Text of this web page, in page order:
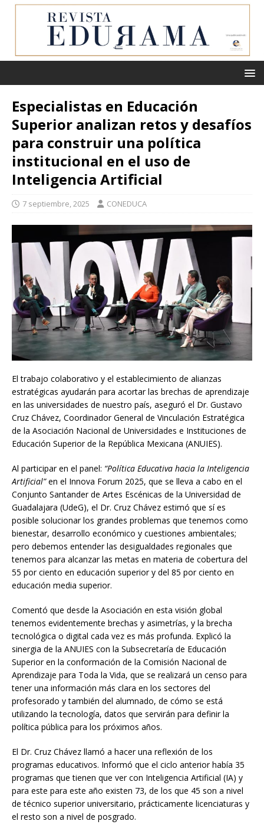
Especialistas en Educación
Superior analizan retos y desafíos
para construir una política
institucional en el uso de
Inteligencia Artificial
7 septiembre, 2025 CONEDUCA
El trabajo colaborativo y el establecimiento de alianzas
estratégicas ayudarán para acortar las brechas de aprendizaje
en las universidades de nuestro país, aseguró el Dr. Gustavo
Cruz Chávez, Coordinador General de Vinculación Estratégica
de la Asociación Nacional de Universidades e Instituciones de
Educación Superior de la República Mexicana (ANUIES).
Al participar en el panel: “Política Educativa hacia la Inteligencia
Artificial”en el Innova Forum 2025, que se lleva a cabo en el
Conjunto Santander de Artes Escénicas de la Universidad de
Guadalajara (UdeG), el Dr. Cruz Chávez estimó que sí es
posible solucionar los grandes problemas que tenemos como
bienestar, desarrollo económico y cuestiones ambientales;
pero debemos entender las desigualdades regionales que
tenemos para alcanzar las metas en materia de cobertura del
55 por ciento en educación superior y del 85 por ciento en
educación media superior.
Comentó que desde la Asociación en esta visión global
tenemos evidentemente brechas y asimetrías, y la brecha
tecnológica o digital cada vez es más profunda. Explicó la
sinergia de la ANUIES con la Subsecretaría de Educación
Superior en la conformación de la Comisión Nacional de
Aprendizaje para Toda la Vida, que se realizará un censo para
tener una información más clara en los sectores del
profesorado y también del alumnado, de cómo se está
utilizando la tecnología, datos que servirán para definir la
política pública para los próximos años.
El Dr. Cruz Chávez llamó a hacer una reflexión de los
programas educativos. Informó que el ciclo anterior había 35
programas que tienen que ver con Inteligencia Artificial (IA) y
para este para este año existen 73, de los que 45 son a nivel
de técnico superior universitario, prácticamente licenciaturas y
el resto son a nivel de posgrado.